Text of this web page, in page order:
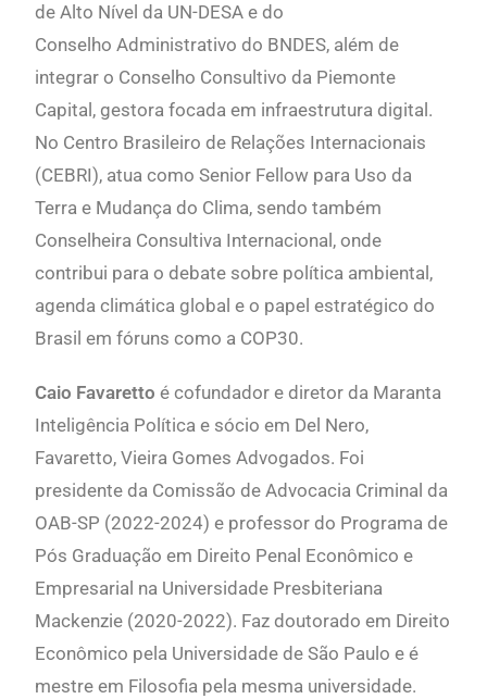
de Alto Nível da UN-DESA e do
Conselho Administrativo do BNDES, além de
integrar o Conselho Consultivo da Piemonte
Capital, gestora focada em infraestrutura digital.
No Centro Brasileiro de Relações Internacionais
(CEBRI), atua como Senior Fellow para Uso da
Terra e Mudança do Clima, sendo também
Conselheira Consultiva Internacional, onde
contribui para o debate sobre política ambiental,
agenda climática global e o papel estratégico do
Brasil em fóruns como a COP30.
Caio Favaretto é cofundador e diretor da Maranta
Inteligência Política e sócio em Del Nero,
Favaretto, Vieira Gomes Advogados. Foi
presidente da Comissão de Advocacia Criminal da
OAB-SP (2022-2024) e professor do Programa de
Pós Graduação em Direito Penal Econômico e
Empresarial na Universidade Presbiteriana
Mackenzie (2020-2022). Faz doutorado em Direito
Econômico pela Universidade de São Paulo e é
mestre em Filosofia pela mesma universidade.